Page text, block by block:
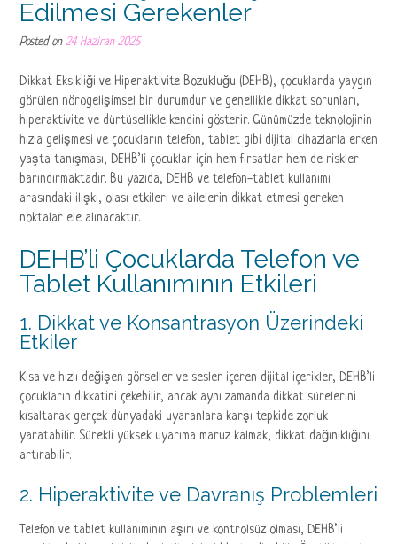
Edilmesi Gerekenler
Posted on 24 Haziran 2025
Dikkat Eksikliği ve Hiperaktivite Bozukluğu (DEHB), çocuklarda yaygın
görülen nörogelişimsel bir durumdur ve genellikle dikkat sorunları,
hiperaktivite ve dürtüsellikle kendini gösterir. Günümüzde teknolojinin
hızla gelişmesi ve çocukların telefon, tablet gibi dijital cihazlarla erken
yaşta tanışması, DEHB’li çocuklar için hem fırsatlar hem de riskler
barındırmaktadır. Bu yazıda, DEHB ve telefon-tablet kullanımı
arasındaki ilişki, olası etkileri ve ailelerin dikkat etmesi gereken
noktalar ele alınacaktır.
DEHB’li Çocuklarda Telefon ve
Tablet Kullanımının Etkileri
1. Dikkat ve Konsantrasyon Üzerindeki
Etkiler
Kısa ve hızlı değişen görseller ve sesler içeren dijital içerikler, DEHB’li
çocukların dikkatini çekebilir, ancak aynı zamanda dikkat sürelerini
kısaltarak gerçek dünyadaki uyaranlara karşı tepkide zorluk
yaratabilir. Sürekli yüksek uyarıma maruz kalmak, dikkat dağınıklığını
artırabilir.
2. Hiperaktivite ve Davranış Problemleri
Telefon ve tablet kullanımının aşırı ve kontrolsüz olması, DEHB’li